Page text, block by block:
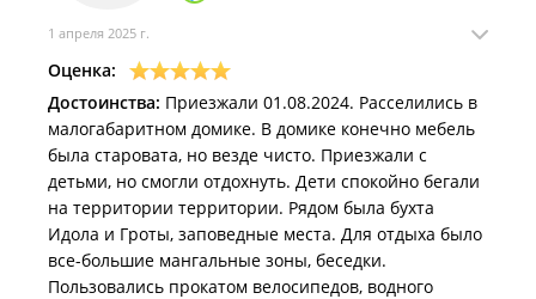
1 апреля 2025 г.
Оценка:
Достоинства: Приезжали 01.08.2024. Расселились в
малогабаритном домике. В домике конечно мебель
была старовата, но везде чисто. Приезжали с
детьми, но смогли отдохнуть. Дети спокойно бегали
на территории территории. Рядом была бухта
Идола и Гроты, заповедные места. Для отдыха было
все-большие мангальные зоны, беседки.
Пользовались прокатом велосипедов, водного